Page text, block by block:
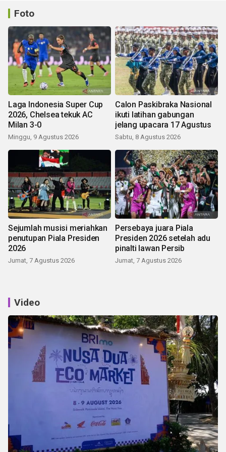
Foto
Laga Indonesia Super Cup
2026, Chelsea tekuk AC
Milan 3-0
Minggu, 9 Agustus 2026
Calon Paskibraka Nasional
ikuti latihan gabungan
jelang upacara 17 Agustus
Sabtu, 8 Agustus 2026
Sejumlah musisi meriahkan
penutupan Piala Presiden
2026
Jumat, 7 Agustus 2026
Persebaya juara Piala
Presiden 2026 setelah adu
pinalti lawan Persib
Jumat, 7 Agustus 2026
Video